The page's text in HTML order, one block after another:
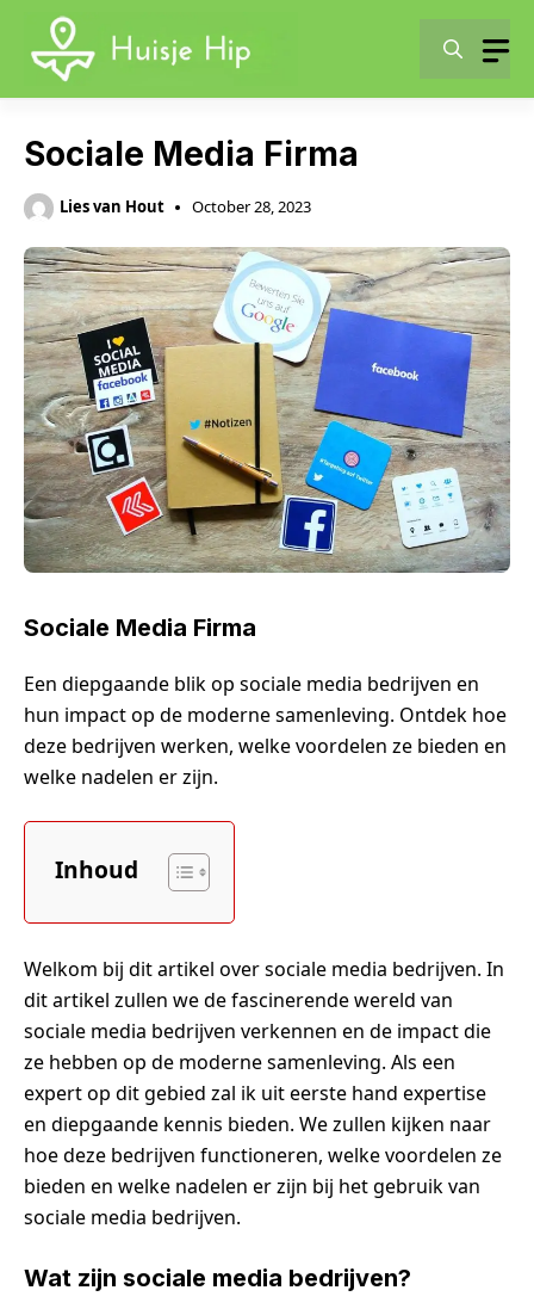
content
Sociale Media Firma
Lies van Hout October 28, 2023
Sociale Media Firma
Een diepgaande blik op sociale media bedrijven en
hun impact op de moderne samenleving. Ontdek hoe
deze bedrijven werken, welke voordelen ze bieden en
welke nadelen er zijn.
Inhoud
Welkom bij dit artikel over sociale media bedrijven. In
dit artikel zullen we de fascinerende wereld van
sociale media bedrijven verkennen en de impact die
ze hebben op de moderne samenleving. Als een
expert op dit gebied zal ik uit eerste hand expertise
en diepgaande kennis bieden. We zullen kijken naar
hoe deze bedrijven functioneren, welke voordelen ze
bieden en welke nadelen er zijn bij het gebruik van
sociale media bedrijven.
Wat zijn sociale media bedrijven?